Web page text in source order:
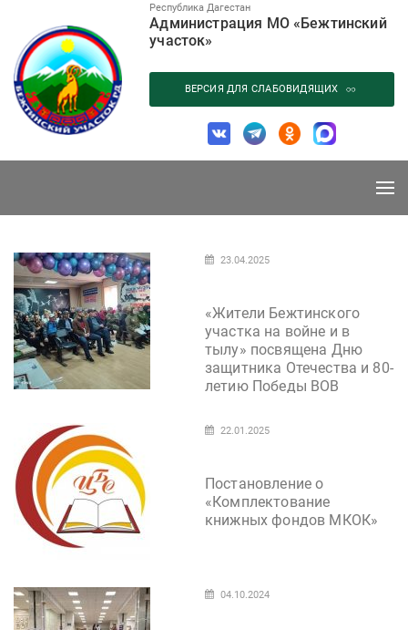
содержанию
Республика Дагестан
Администрация МО «Бежтинский
участок»
ВЕРСИЯ ДЛЯ СЛАБОВИДЯЩИХ
23.04.2025
«Жители Бежтинского
участка на войне и в
тылу» посвящена Дню
защитника Отечества и 80-
летию Победы ВОВ
22.01.2025
Постановление о
«Комплектование
книжных фондов МКОК»
04.10.2024